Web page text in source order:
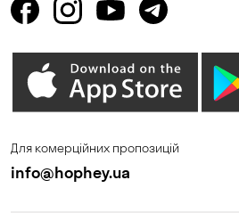
Для комерційних пропозицій
info@hophey.ua